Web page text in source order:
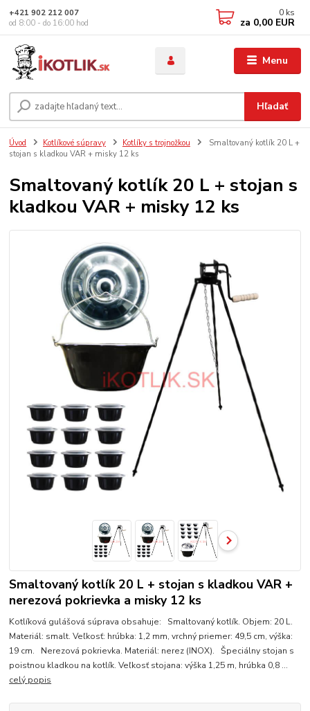
Menu
Hľadať
+421 902 212 007
od 8:00 - do 16:00 hod
0 ks
za 0,00 EUR
Úvod Kotlíkové súpravy Kotlíky s trojnožkou
Smaltovaný kotlík 20 L +
stojan s kladkou VAR + misky 12 ks
Smaltovaný kotlík 20 L + stojan s
kladkou VAR + misky 12 ks
Smaltovaný kotlík 20 L + stojan s kladkou VAR +
nerezová pokrievka a misky 12 ks
Kotlíková gulášová súprava obsahuje: Smaltovaný kotlík. Objem: 20 L.
Materiál: smalt. Veľkosť: hrúbka: 1,2 mm, vrchný priemer: 49,5 cm, výška:
19 cm. Nerezová pokrievka. Materiál: nerez (INOX). Špeciálny stojan s
poistnou kladkou na kotlík. Veľkosť stojana: výška 1,25 m, hrúbka 0,8 ...
celý popis